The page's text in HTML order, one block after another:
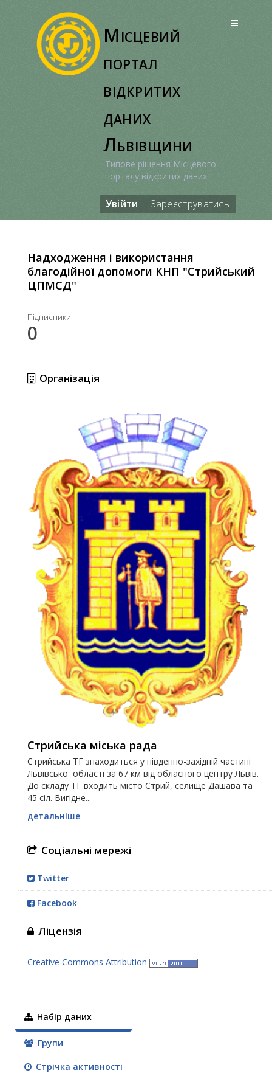
Місцевий
портал
відкритих
даних
Львівщини
Типове рішення Місцевого
порталу відкритих даних
Увійти Зареєструватись
Надходження і використання
благодійної допомоги КНП "Стрийський
ЦПМСД"
Підписники
0
Організація
Стрийська міська рада
Стрийська ТГ знаходиться у південно-західній частині
Львівської області за 67 км від обласного центру Львів.
До складу ТГ входить місто Стрий, селище Дашава та
45 сіл. Вигідне...
детальніше
Соціальні мережі
Twitter
Facebook
Ліцензія
Creative Commons Attribution
Набір даних
Групи
Стрічка активності